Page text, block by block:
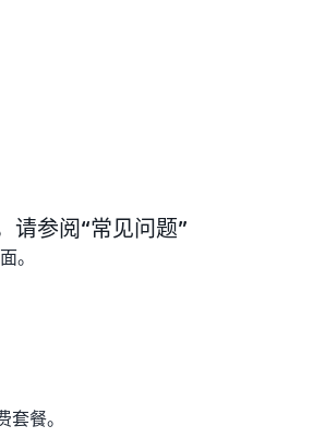
请参阅“常见问题”
。
套餐。